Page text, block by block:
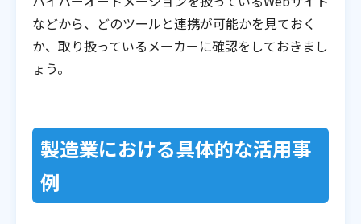
などから、どのツールと連携が可能かを見ておく
か、取り扱っているメーカーに確認をしておきまし
ょう。
製造業における具体的な活用事
例